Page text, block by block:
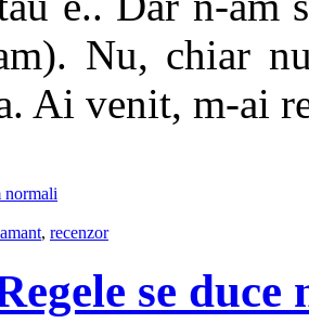
Nu, chiar
Ai venit, m-ai
normali
, recenzor
se